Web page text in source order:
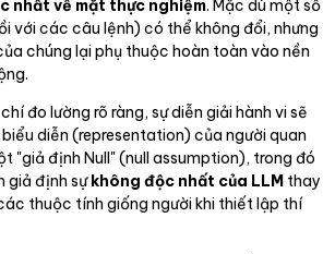
nhất về mặt thực nghiệm. Mặc dù một số
với các câu lệnh) có thể không đổi, nhưng
chúng lại phụ thuộc hoàn toàn vào nền
đo lường rõ ràng, sự diễn giải hành vi sẽ
diễn (representation) của người quan
"giả định Null" (null assumption), trong đó
giả định sự không độc nhất của LLM thay
thuộc tính giống người khi thiết lập thí